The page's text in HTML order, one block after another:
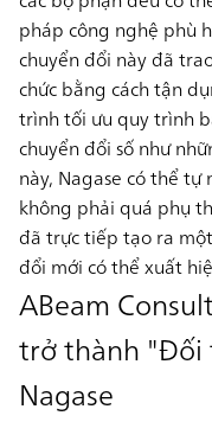
pháp công nghệ phù
chuyển đổi này đã
chức bằng cách tận
trình tối ưu quy trình
chuyển đổi số như
này, Nagase có thể
không phải quá phụ
đã trực tiếp tạo ra
đổi mới có thể xuất
ABeam
trở thành "Đối
Nagase